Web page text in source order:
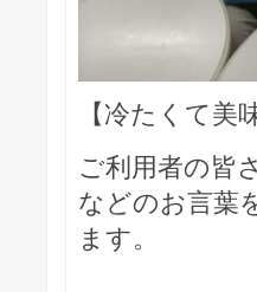
【冷たくて美
ご利用者の皆
などのお言葉
ます。